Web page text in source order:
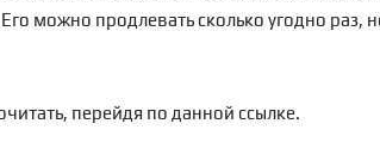
можно продлевать сколько угодно раз,
перейдя по данной ссылке.